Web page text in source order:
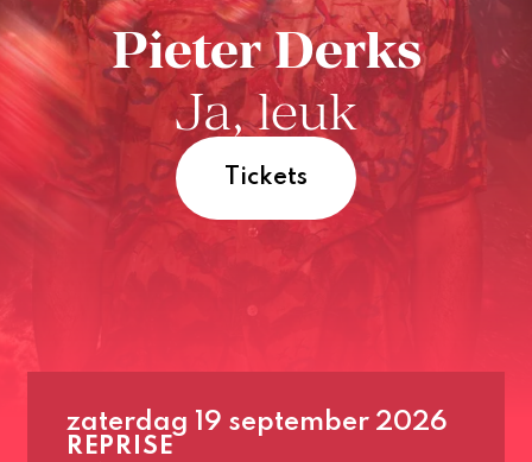
Pieter Derks
Ja, leuk
Tickets
zaterdag 19 september 2026
REPRISE